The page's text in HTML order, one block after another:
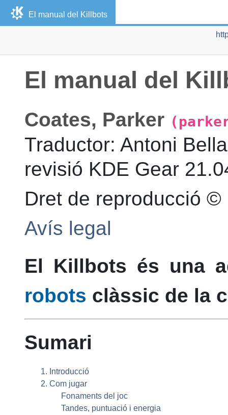
El manual del Killbots
El manual del
Coates, Parker
Traductor: Antoni Bella
revisió KDE Gear
Dret de reproducció
Avís legal
El Killbots és una
robots clàssic de la
Sumari
1. Introducció
2. Com jugar
Fonaments del joc
Tandes, puntuació i energia